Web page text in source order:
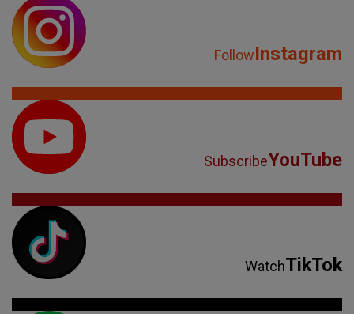
FollowInstagram
SubscribeYouTube
WatchTikTok